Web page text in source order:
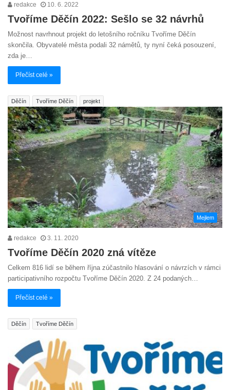
redakce 10. 6. 2022
Tvoříme Děčín 2022: Sešlo se 32 návrhů
Možnost navrhnout projekt do letošního ročníku Tvoříme Děčín
skončila. Obyvatelé města podali 32 námětů, ty nyní čeká posouzení,
zda je…
Přečíst celé »
Děčín Tvoříme Děčín projekt
Mejlem
redakce 3. 11. 2020
Tvoříme Děčín 2020 zná vítěze
Celkem 816 lidí se během října zúčastnilo hlasování o návrzích v rámci
participativního rozpočtu Tvoříme Děčín 2020. Z 24 podaných…
Přečíst celé »
Děčín Tvoříme Děčín